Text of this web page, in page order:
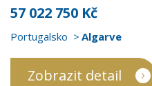
57 022 750 Kč
Portugalsko Algarve
Zobrazit detail